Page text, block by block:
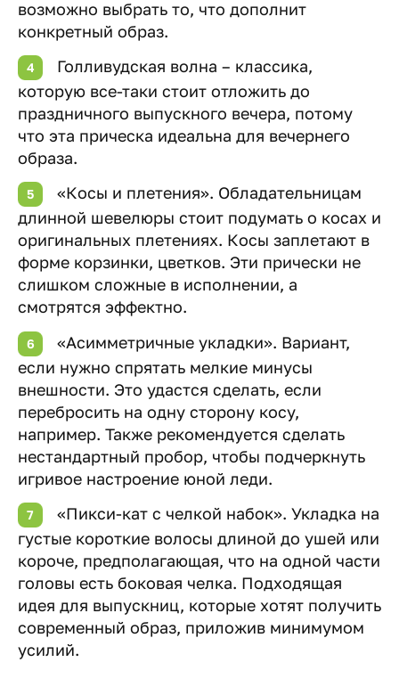
возможно выбрать то, что дополнит
конкретный образ.
Голливудская волна – классика,
которую все-таки стоит отложить до
праздничного выпускного вечера, потому
что эта прическа идеальна для вечернего
образа.
«Косы и плетения». Обладательницам
длинной шевелюры стоит подумать о косах и
оригинальных плетениях. Косы заплетают в
форме корзинки, цветков. Эти прически не
слишком сложные в исполнении, а
смотрятся эффектно.
«Асимметричные укладки». Вариант,
если нужно спрятать мелкие минусы
внешности. Это удастся сделать, если
перебросить на одну сторону косу,
например. Также рекомендуется сделать
нестандартный пробор, чтобы подчеркнуть
игривое настроение юной леди.
«Пикси-кат с челкой набок». Укладка на
густые короткие волосы длиной до ушей или
короче, предполагающая, что на одной части
головы есть боковая челка. Подходящая
идея для выпускниц, которые хотят получить
современный образ, приложив минимумом
усилий.